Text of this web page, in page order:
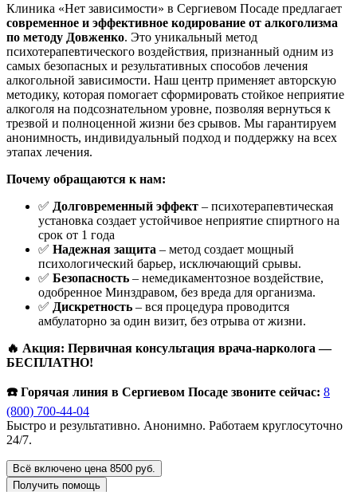
Клиника «Нет зависимости» в Сергиевом Посаде предлагает
современное и эффективное кодирование от алкоголизма
по методу Довженко. Это уникальный метод
психотерапевтического воздействия, признанный одним из
самых безопасных и результативных способов лечения
алкогольной зависимости. Наш центр применяет авторскую
методику, которая помогает сформировать стойкое неприятие
алкоголя на подсознательном уровне, позволяя вернуться к
трезвой и полноценной жизни без срывов. Мы гарантируем
анонимность, индивидуальный подход и поддержку на всех
этапах лечения.
Почему обращаются к нам:
✅ Долговременный эффект – психотерапевтическая
установка создает устойчивое неприятие спиртного на
срок от 1 года
✅ Надежная защита – метод создает мощный
психологический барьер, исключающий срывы.
✅ Безопасность – немедикаментозное воздействие,
одобренное Минздравом, без вреда для организма.
✅ Дискретность – вся процедура проводится
амбулаторно за один визит, без отрыва от жизни.
🔥 Акция: Первичная консультация врача-нарколога —
БЕСПЛАТНО!
☎️ Горячая линия в Сергиевом Посаде звоните сейчас: 8
(800) 700-44-04
Быстро и результативно. Анонимно. Работаем круглосуточно
24/7.
Всё включено цена 8500 руб.
Получить помощь